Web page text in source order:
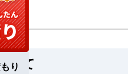
いて
り